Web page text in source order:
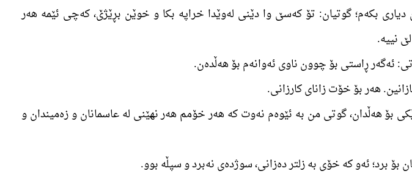
دیاری بکەم؛ گوتیان: تۆ کەسێ وا دێنی لەوێدا خراپە بکا و خوێن بڕێژێ، کەچی ئێمە ھەر
نییە.
بۆ ھەڵدان، گوتی من بە ئێوەم نەوت کە ھەر خۆمم ھەر نھێنی لە عاسمانان و زەمیندان و